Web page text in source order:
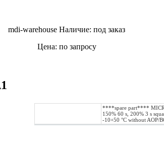
mdi-warehouse Наличие: под заказ
Цена: по запросу
****spare part****
150% 60 s, 200% 3 s
-10+50 °C without AOP/